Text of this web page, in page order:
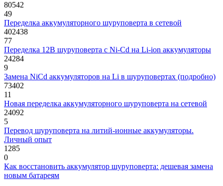
80542
49
Переделка аккумуляторного шуруповерта в сетевой
402438
77
Переделка 12В шуруповерта с Ni-Cd на Li-ion аккумуляторы
24284
9
Замена NiCd аккумуляторов на Li в шуруповертах (подробно)
73402
11
Новая переделка аккумуляторного шуруповерта на сетевой
24092
5
Перевод шуруповерта на литий-ионные аккумуляторы.
Личный опыт
1285
0
Как восстановить аккумулятор шуруповерта: дешевая замена
новым батареям